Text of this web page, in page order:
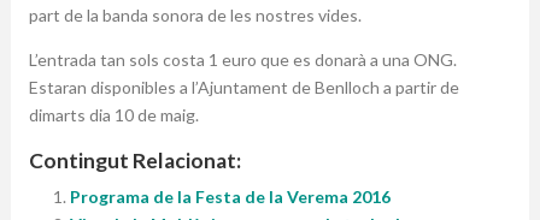
part de la banda sonora de les nostres vides.
L’entrada tan sols costa 1 euro que es donarà a una ONG.
Estaran disponibles a l’Ajuntament de Benlloch a partir de
dimarts dia 10 de maig.
Contingut Relacionat:
Programa de la Festa de la Verema 2016